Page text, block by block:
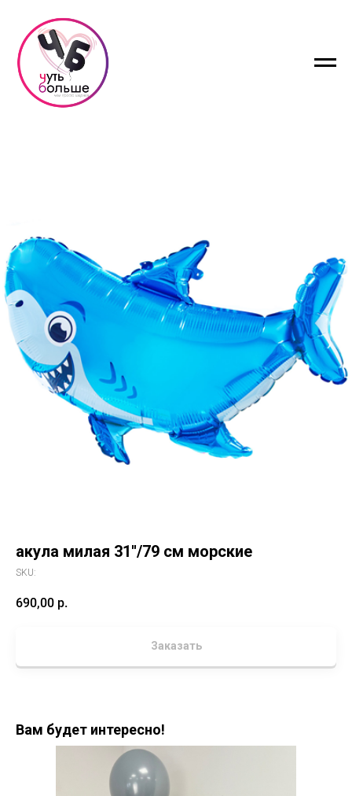
акула милая 31''/79 см морские
SKU:
690,00 р.
Заказать
Вам будет интересно!